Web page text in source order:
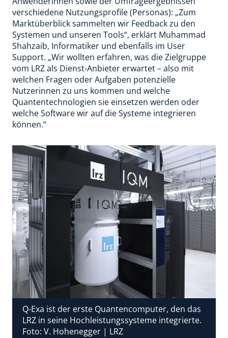
verschiedene Nutzungsprofile (Personas): „Zum
Marktüberblick sammelten wir Feedback zu den
Systemen und unseren Tools“, erklärt Muhammad
Shahzaib, Informatiker und ebenfalls im User
Support. „Wir wollten erfahren, was die Zielgruppe
vom LRZ als Dienst-Anbieter erwartet – also mit
welchen Fragen oder Aufgaben potenzielle
Nutzerinnen zu uns kommen und welche
Quantentechnologien sie einsetzen werden oder
welche Software wir auf die Systeme integrieren
können.“
Q-Exa ist der erste Quantencomputer, den das
LRZ in seine Hochleistungssysteme integrierte.
Foto: V. Hohenegger | LRZ